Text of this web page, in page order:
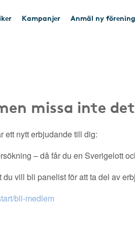
Kampanjer Anmäl ny förening
missa inte
ett nytt erbjudande till dig:
– då får du en Sverigelott
vill bli panelist för att ta del av
bli-medlem